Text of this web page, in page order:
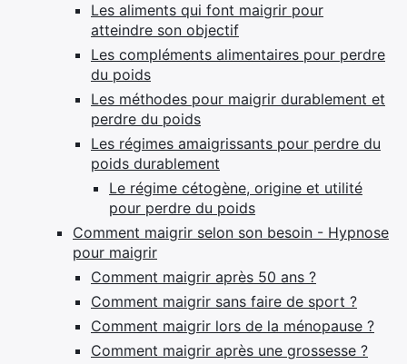
Les aliments qui font maigrir pour
atteindre son objectif
Les compléments alimentaires pour perdre
du poids
Les méthodes pour maigrir durablement et
perdre du poids
Les régimes amaigrissants pour perdre du
poids durablement
Le régime cétogène, origine et utilité
pour perdre du poids
Comment maigrir selon son besoin - Hypnose
pour maigrir
Comment maigrir après 50 ans ?
Comment maigrir sans faire de sport ?
Comment maigrir lors de la ménopause ?
Comment maigrir après une grossesse ?